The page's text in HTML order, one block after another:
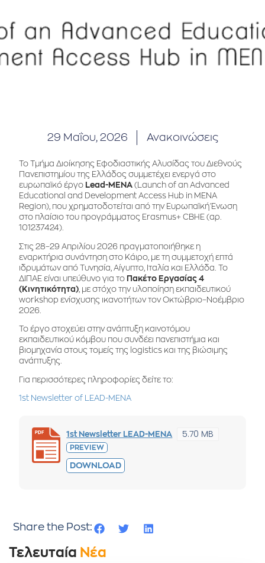
29 Μαΐου, 2026 Ανακοινώσεις
Το Τμήμα Διοίκησης Εφοδιαστικής Αλυσίδας του Διεθνούς
Πανεπιστημίου της Ελλάδος συμμετέχει ενεργά στο
ευρωπαϊκό έργο Lead-MENA (Launch of an Advanced
Educational and Development Access Hub in MENA
Region), που χρηματοδοτείται από την Ευρωπαϊκή Ένωση
στο πλαίσιο του προγράμματος Erasmus+ CBHE (αρ.
101237424).
Στις 28–29 Απριλίου 2026 πραγματοποιήθηκε η
εναρκτήρια συνάντηση στο Κάιρο, με τη συμμετοχή επτά
ιδρυμάτων από Τυνησία, Αίγυπτο, Ιταλία και Ελλάδα. Το
ΔΙΠΑΕ είναι υπεύθυνο για το Πακέτο Εργασίας 4
(Κινητικότητα) , με στόχο την υλοποίηση εκπαιδευτικού
workshop ενίσχυσης ικανοτήτων τον Οκτώβριο–Νοέμβριο
2026.
Το έργο στοχεύει στην ανάπτυξη καινοτόμου
εκπαιδευτικού κόμβου που συνδέει πανεπιστήμια και
βιομηχανία στους τομείς της logistics και της βιώσιμης
ανάπτυξης.
Για περισσότερες πληροφορίες δείτε το:
1st Newsletter of LEAD-MENA
1st Newsletter LEAD-MENA 5.70 MB
PREVIEW
DOWNLOAD
Share the Post:
Τελευταία Νέα